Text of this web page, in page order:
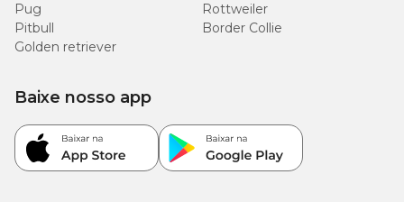
Pug
Rottweiler
Pitbull
Border Collie
Golden retriever
Baixe nosso app